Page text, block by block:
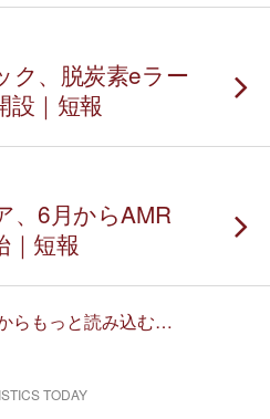
ク、脱炭素eラー
設｜短報
、6月からAMR
｜短報
らもっと読み込む…
TODAY